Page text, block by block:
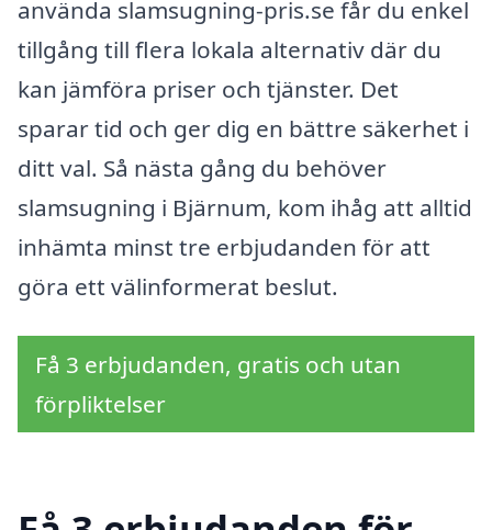
använda slamsugning-pris.se får du enkel
tillgång till flera lokala alternativ där du
kan jämföra priser och tjänster. Det
sparar tid och ger dig en bättre säkerhet i
ditt val. Så nästa gång du behöver
slamsugning i Bjärnum, kom ihåg att alltid
inhämta minst tre erbjudanden för att
göra ett välinformerat beslut.
Få 3 erbjudanden, gratis och utan
förpliktelser